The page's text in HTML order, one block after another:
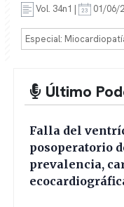
Vol. 34n1 | 01/06/
Especial:
Último
Falla del
posoperatorio
prevalencia,